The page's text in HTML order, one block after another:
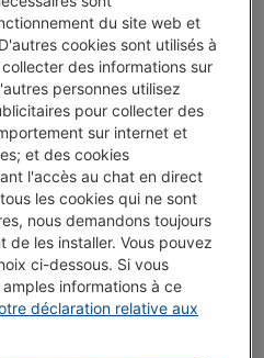
J'achète
250 | RTX 5090 | AMD
DDR5
(1)
SSD
Ryzen 7-9800X 3D
Nvidia GeForce RTX 5090
le stock
du site web et
cookies sont utilisés à
des informations sur
personnes utilisez
pour collecter des
sur internet et
et des cookies
l'accès au chat en direct
les cookies qui ne sont
nous demandons toujours
les installer. Vous pouvez
ci-dessous. Si vous
informations à ce
déclaration relative aux